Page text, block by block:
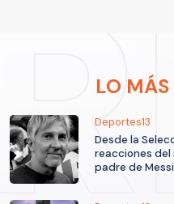
LO MÁS
Deportes13
Desde la
reacciones
padre de Messi